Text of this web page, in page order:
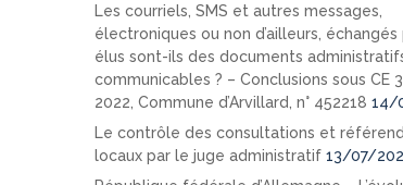
Les courriels, SMS et autres messages,
électroniques ou non d’ailleurs, échangés
élus sont-ils des documents
communicables ? – Conclusions sous CE
2022, Commune d’Arvillard, n° 452218 14/
Le contrôle des consultations et
locaux par le juge administratif 13/07/